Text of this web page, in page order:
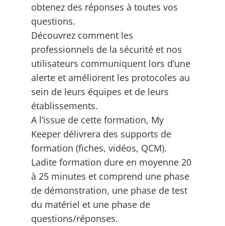
obtenez des réponses à toutes vos
questions.
Découvrez comment les
professionnels de la sécurité et nos
utilisateurs communiquent lors d’une
alerte et améliorent les protocoles au
sein de leurs équipes et de leurs
établissements.
A l’issue de cette formation, My
Keeper délivrera des supports de
formation (fiches, vidéos, QCM).
Ladite formation dure en moyenne 20
à 25 minutes et comprend une phase
de démonstration, une phase de test
du matériel et une phase de
questions/réponses.